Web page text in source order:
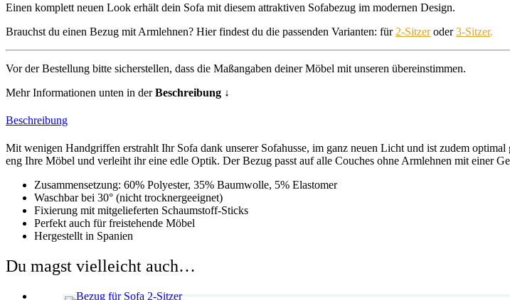
Einen komplett neuen Look erhält dein Sofa mit diesem attraktiven Sofabezug im modernen Design.
Brauchst du einen Bezug mit Armlehnen? Hier findest du die passenden Varianten: für 2-Sitzeroder3-Sitzer.
Vor der Bestellung bitte sicherstellen, dass die Maßangaben deiner Möbel mit unseren übereinstimmen.
Mehr Informationen unten in derBeschreibung ↓
Beschreibung
Mit wenigen Handgriffen erstrahlt Ihr Sofa dank unserer Sofahusse, im ganz neuen Licht und ist zudem
eng Ihre Möbel und verleiht ihr eine edle Optik. Der Bezug passt auf alle Couches ohne Armlehnen mit einer
Zusammensetzung: 60% Polyester, 35% Baumwolle, 5% Elastomer
Waschbar bei 30° (nicht trocknergeeignet)
Fixierung mit mitgelieferten Schaumstoff-Sticks
Perfekt auch für freistehende Möbel
Hergestellt in Spanien
Du magst vielleicht auch…